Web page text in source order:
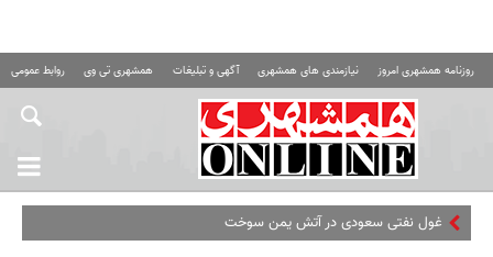
روزنامه همشهری امروز نیازمندی های همشهری آگهی و تبلیغات همشهری تی وی روابط عمومی
غول نفتی سعودی در آتش یمن سوخت